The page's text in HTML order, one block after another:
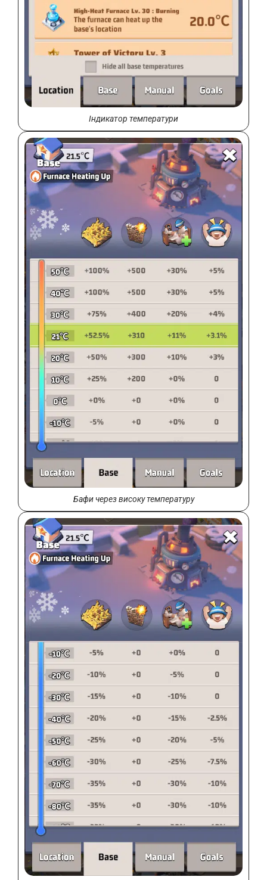
Індикатор температури
Бафи через високу температуру